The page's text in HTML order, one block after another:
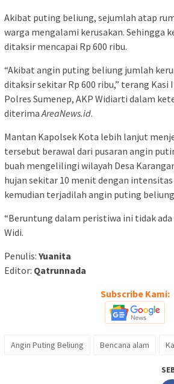
Akibat puting beliung, sejumlah atap
warga mengalami kerusakan. Sehingga
ditaksir mencapai Rp 600 ribu.
“Akibat angin puting beliung jumlah
ditaksir sekitar Rp 600 ribu,” terang Kasi
Polres Sumenep, AKP Widiarti dalam
diterima AreaNews.id.
Mantan Kapolsek Kota lebih lanjut
tersebut berawal dari pusaran angin
buah mengelilingi wilayah Desa
hujan sekitar 10 menit dengan intensitas
kemudian terjadilah angin puting
“Beruntung dalam peristiwa ini tidak ada
Widi.
Penulis: Yuanita
Editor: Qatrunnada
Subscribe Kami:
Angin Puting Beliung Bencana alam